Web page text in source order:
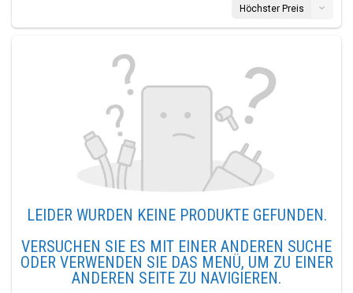
Höchster Preis
LEIDER WURDEN KEINE PRODUKTE GEFUNDEN.
VERSUCHEN SIE ES MIT EINER ANDEREN SUCHE
ODER VERWENDEN SIE DAS MENÜ, UM ZU EINER
ANDEREN SEITE ZU NAVIGIEREN.